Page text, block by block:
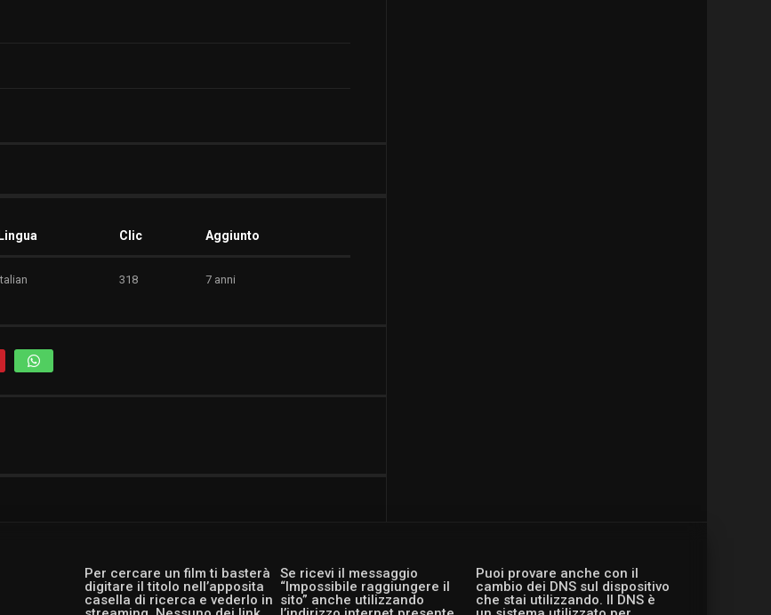
Lingua Clic Aggiunto
318 7 anni
Per cercare un film ti basterà
digitare il titolo nell’apposita
casella di ricerca e vederlo in
Se ricevi il messaggio
“Impossibile raggiungere il
sito” anche utilizzando
Puoi provare anche con il
cambio dei DNS sul dispositivo
che stai utilizzando. Il DNS è